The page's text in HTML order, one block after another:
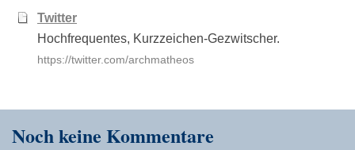
Twitter
Hochfrequentes, Kurzzeichen-Gezwitscher.
https://twitter.com/archmatheos
Noch keine Kommentare